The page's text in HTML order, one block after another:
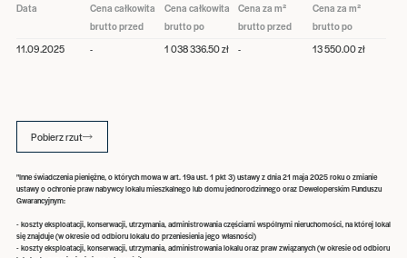
Data
Cena całkowita
brutto przed
Cena całkowita
brutto po
Cena za m²
brutto przed
Cena za m²
brutto po
11.09.2025
- 1 038 336.50 zł - 13 550.00 zł
Pobierz rzut
"Inne świadczenia pieniężne, o których mowa w art. 19a ust. 1 pkt 3) ustawy z dnia 21 maja 2025 roku o zmianie
ustawy o ochronie praw nabywcy lokalu mieszkalnego lub domu jednorodzinnego oraz Deweloperskim Funduszu
Gwarancyjnym:
- koszty eksploatacji, konserwacji, utrzymania, administrowania częściami wspólnymi nieruchomości, na której lokal
się znajduje (w okresie od odbioru lokalu do przeniesienia jego własności)
- koszty eksploatacji, konserwacji, utrzymania, administrowania lokalu oraz praw związanych (w okresie od odbioru